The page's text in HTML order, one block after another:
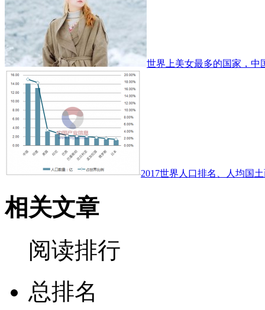
世界上美女最多的国家，中
2017世界人口排名、人均国
相关文章
阅读排行
总排名